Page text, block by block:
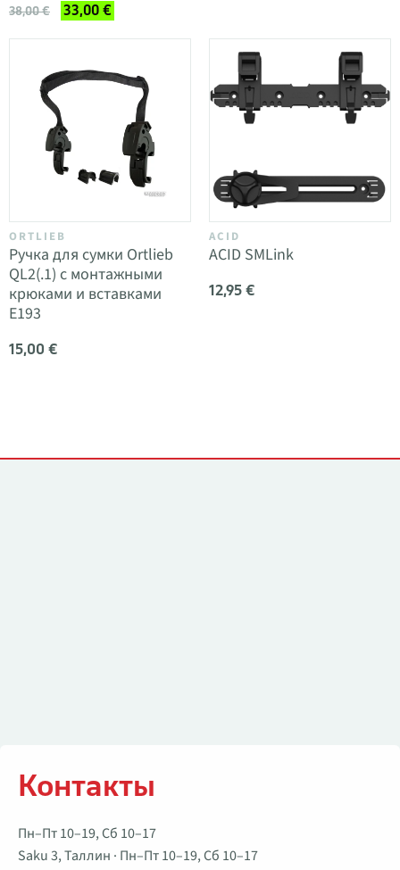
38,00 € 33,00 €
ORTLIEB
Ручка для сумки Ortlieb
QL2(.1) с монтажными
крюками и вставками
E193
15,00 €
ACID
ACID SMLink
12,95 €
Контакты
Пн–Пт 10–19, Сб 10–17
Saku 3, Таллин · Пн–Пт 10–19, Сб 10–17